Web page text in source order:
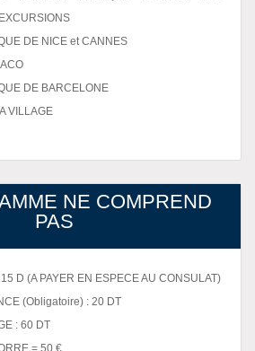
DE NICE et CANNES
DE BARCELONE
VILLAGE
NE COMPREND
PAS
D (A PAYER EN ESPECE AU CONSULAT)
(Obligatoire) : 20 DT
: 60 DT
= 50 €